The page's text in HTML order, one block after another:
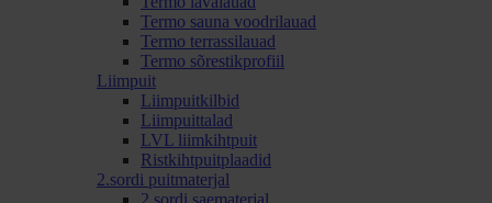
Termo sauna voodrilauad
Termo terrassilauad
Termo sõrestikprofiil
Liimpuit
Liimpuitkilbid
Liimpuittalad
LVL liimkihtpuit
Ristkihtpuitplaadid
2.sordi puitmaterjal
2.sordi saematerjal